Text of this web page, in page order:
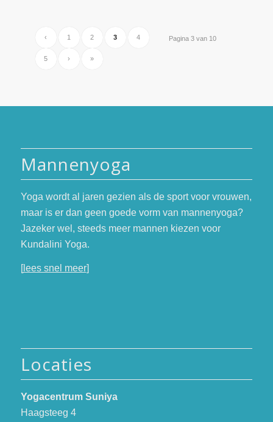
Pagina 3 van 10
‹ 1 2 3 4
5 › »
Mannenyoga
Yoga wordt al jaren gezien als de sport voor vrouwen,
maar is er dan geen goede vorm van mannenyoga?
Jazeker wel, steeds meer mannen kiezen voor
Kundalini Yoga.
[lees snel meer]
Locaties
Yogacentrum Suniya
Haagsteeg 4